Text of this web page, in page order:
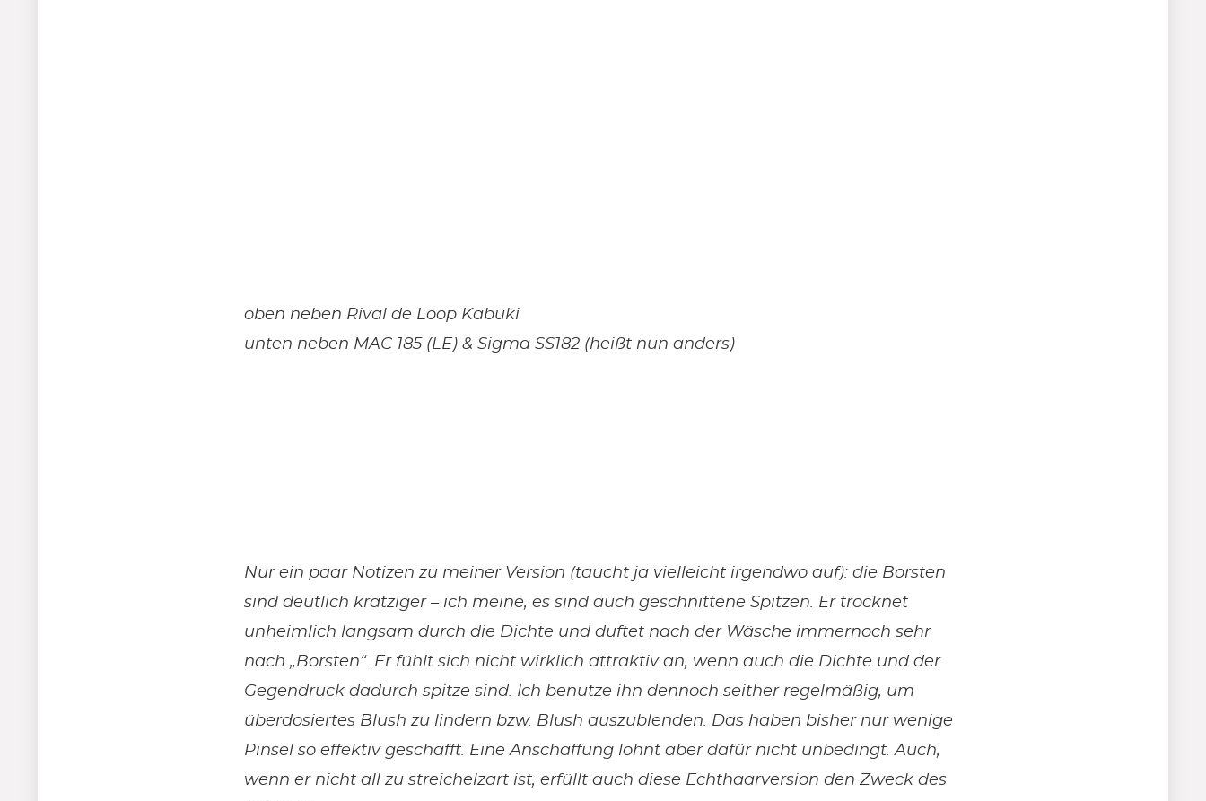
oben neben Rival de Loop Kabuki
unten neben MAC 185 (LE) & Sigma SS182 (heißt nun anders)
Nur ein paar Notizen zu meiner Version (taucht ja vielleicht irgendwo auf): die Borsten
sind deutlich kratziger – ich meine, es sind auch geschnittene Spitzen. Er trocknet
unheimlich langsam durch die Dichte und duftet nach der Wäsche immernoch sehr
nach „Borsten“. Er fühlt sich nicht wirklich attraktiv an, wenn auch die Dichte und der
Gegendruck dadurch spitze sind. Ich benutze ihn dennoch seither regelmäßig, um
überdosiertes Blush zu lindern bzw. Blush auszublenden. Das haben bisher nur wenige
Pinsel so effektiv geschafft. Eine Anschaffung lohnt aber dafür nicht unbedingt. Auch,
wenn er nicht all zu streichelzart ist, erfüllt auch diese Echthaarversion den Zweck des